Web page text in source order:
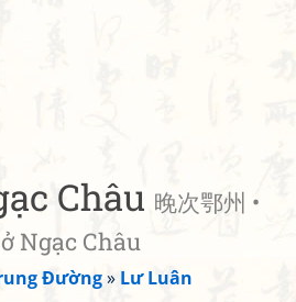
Châu 晚次鄂州 •
Ngạc Châu
Đường» Lư Luân